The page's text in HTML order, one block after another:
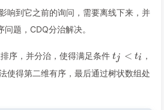
响到它之前的询问，需要离线下来，并
问题，CDQ分治解决。
序，并分治，使得满足条件 t_j<t_i
tj < ti ，
使得第二维有序，最后通过树状数组处